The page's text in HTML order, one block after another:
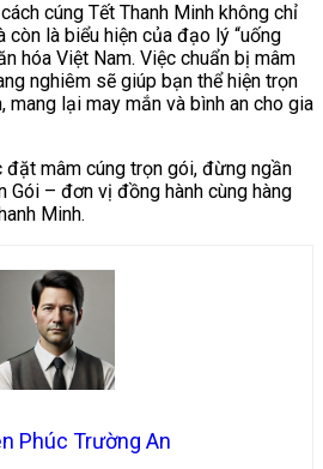
cúng Tết Thanh Minh không chỉ
còn là biểu hiện của đạo lý “uống
hóa Việt Nam. Việc chuẩn bị mâm
nghiêm sẽ giúp bạn thể hiện trọn
mang lại may mắn và bình an cho gia
đặt mâm cúng trọn gói, đừng ngần
Gói – đơn vị đồng hành cùng hàng
Minh.
Phúc Trường An